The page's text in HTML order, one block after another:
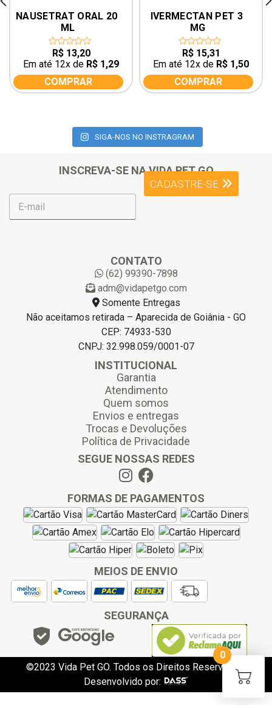
NAUSETRAT ORAL 20
ML
out
of
5
R$13,20
Em até 12x de R$ 1,29
COMPRAR
IVERMECTAN PET 3
MG
out
of
5
R$15,31
Em até 12x de R$ 1,50
COMPRAR
SIGA-NOS NO INSTRAGRAM
INSCREVA-SE NA VIDA PET GO
E
m
CADASTRE-SE
CONTATO
(62) 99390-7898
adm@vidapetgo.com
Somente Entregas
Não aceitamos retirada – Aparecida de Goiânia - GO
CEP: 74933-530
CNPJ: 32.998.059/0001-07
INSTITUCIONAL
Garantia
Atendimento
Quem somos
Envios e entregas
Trocas e Devoluções
Política de Privacidade
SEGUE NOSSAS REDES
FORMAS DE PAGAMENTOS
MEIOS DE ENVIO
SEGURANÇA
©2023 Vida Pet GO. Todos os Direitos Reservados.
Desenvolvido por:
0